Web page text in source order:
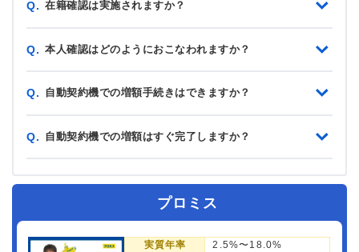
Q. 在籍確認は実施されますか？
Q. 本人確認はどのようにおこなわれますか？
Q. 自動契約機での増額手続きはできますか？
Q. 自動契約機での増額はすぐ完了しますか？
プロミス
実質年率 2.5%〜18.0%